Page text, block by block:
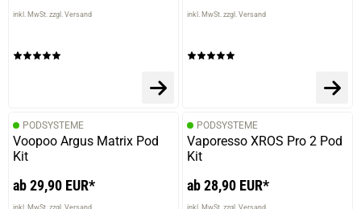
10.12.2025 — via
Trustedshops.de
Christian B.
Mein Lieblingsgeschmack, kann man lange benutzen
inkl. MwSt. zzgl. Versand inkl. MwSt. zzgl. Versand
PODSYSTEME
Voopoo Argus Matrix Pod
Kit
ab 29,90 EUR*
PODSYSTEME
Vaporesso XROS Pro 2 Pod
Kit
ab 28,90 EUR*